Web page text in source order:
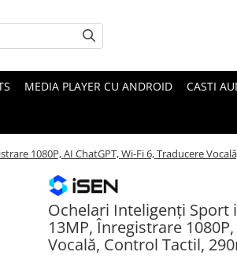
MEDIA PLAYER CU ANDROID CASTI
1080P, AI ChatGPT, Wi-Fi 6, Traducere
Ochelari Inteligenți Sport
13MP, Înregistrare
Vocală, Control Tactil,